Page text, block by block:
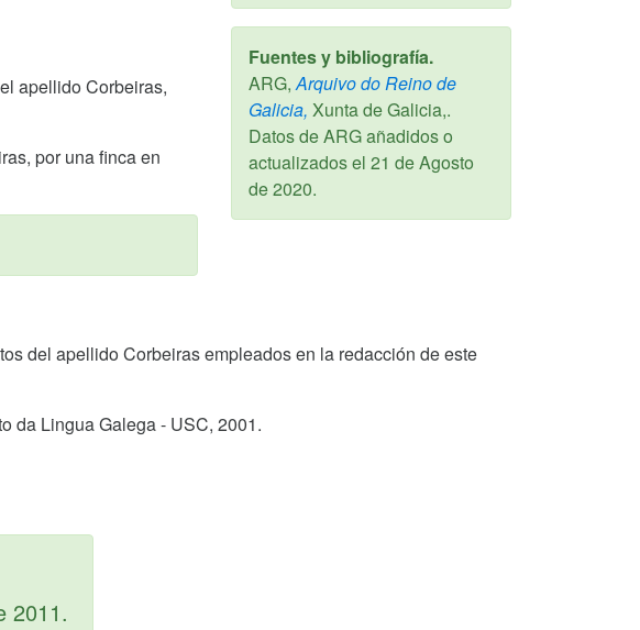
apellido Corbeiras,
por una finca en
Fuentes y bibliografía.
ARG,Arquivo do Reino de
Galicia, Xunta de Galicia,.
Datos de ARG añadidos o
actualizados el 21 de Agosto
de 2020.
del apellido Corbeiras empleados en la redacción de este
da Lingua Galega - USC, 2001.
2011.